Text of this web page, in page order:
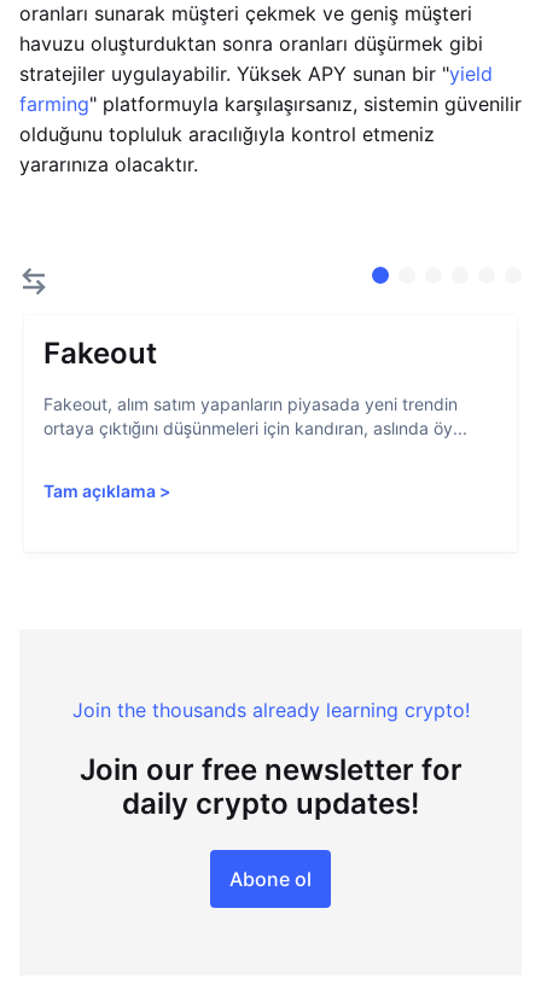
oranları sunarak müşteri çekmek ve geniş müşteri
havuzu oluşturduktan sonra oranları düşürmek gibi
stratejiler uygulayabilir. Yüksek APY sunan bir "yield
farming" platformuyla karşılaşırsanız, sistemin güvenilir
olduğunu topluluk aracılığıyla kontrol etmeniz
yararınıza olacaktır.
Fakeout
Fakeout, alım satım yapanların piyasada yeni trendin
ortaya çıktığını düşünmeleri için kandıran, aslında öy...
Tam açıklama >
Join the thousands already learning crypto!
Join our free newsletter for
daily crypto updates!
Abone ol